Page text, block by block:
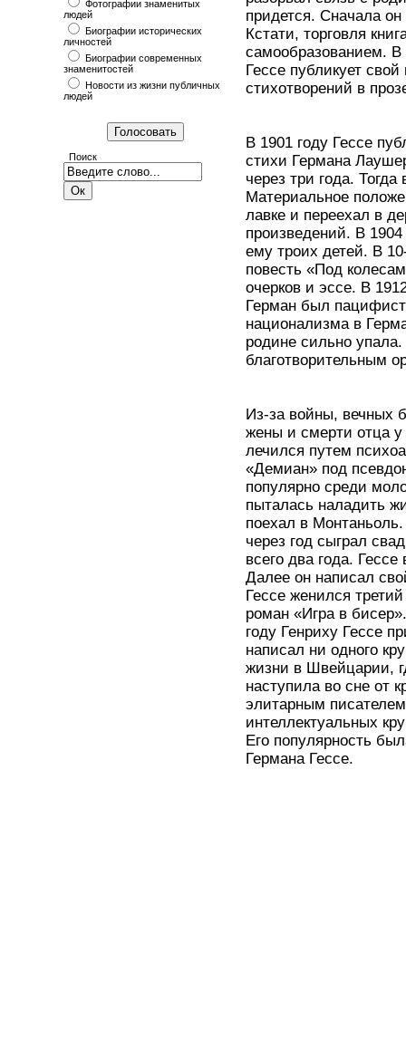
Фотографии знаменитых
людей
Биографии исторических
личностей
Биографии современных
знаменитостей
Новости из жизни публичных
людей
Поиск
придется. Сначала
Кстати, торговля
самообразованием. В
Гессе публикует
стихотворений в
В 1901 году Гессе
стихи Германа
через три года.
Материальное
лавке и переехал в
произведений. В
ему троих детей. В
повесть «Под
очерков и эссе. В
Герман был
национализма в
родине сильно
благотворительным
Из-за войны, вечных
жены и смерти отца у
лечился путем
«Демиан» под
популярно среди
пыталась наладить
поехал в
через год сыграл
всего два года.
Далее он написал
Гессе женился
роман «Игра в
году Генриху Гессе
написал ни одного
жизни в Швейцарии,
наступила во сне от
элитарным
интеллектуальных
Его популярность
Германа Гессе.